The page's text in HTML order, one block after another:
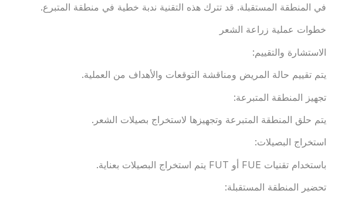
في المنطقة المستقبلة. قد تترك هذه التقنية ندبة خطية في منطقة المتبرع.
خطوات عملية زراعة الشعر
الاستشارة والتقييم:
يتم تقييم حالة المريض ومناقشة التوقعات والأهداف من العملية.
تجهيز المنطقة المتبرعة:
يتم حلق المنطقة المتبرعة وتجهيزها لاستخراج بصيلات الشعر.
استخراج البصيلات:
باستخدام تقنيات FUE أو FUT يتم استخراج البصيلات بعناية.
تحضير المنطقة المستقبلة: